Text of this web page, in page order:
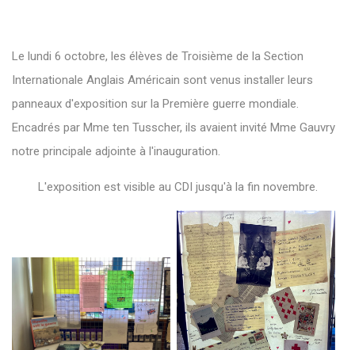
Le lundi 6 octobre, les élèves de Troisième de la Section
Internationale Anglais Américain sont venus installer leurs
panneaux d'exposition sur la Première guerre mondiale.
Encadrés par Mme ten Tusscher, ils avaient invité Mme Gauvry
notre principale adjointe à l'inauguration.
L'exposition est visible au CDI jusqu'à la fin novembre.